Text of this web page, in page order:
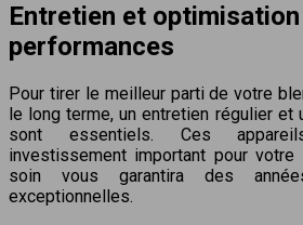
Entretien et
performances
Pour tirer le meilleur parti de votre
le long terme, un entretien régulier et
sont essentiels. Ces
investissement important pour
soin vous garantira des
exceptionnelles.